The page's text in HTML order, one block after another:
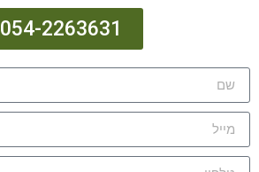
054-2263631